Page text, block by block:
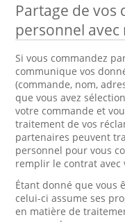
Partage de vos
personnel
Si vous commandez
communique vos
(commande, nom,
que vous avez
votre commande et
traitement de vos
partenaires peuvent
personnel pour vous
remplir le contrat avec
Étant donné que vous
celui-ci assume ses
en matière de